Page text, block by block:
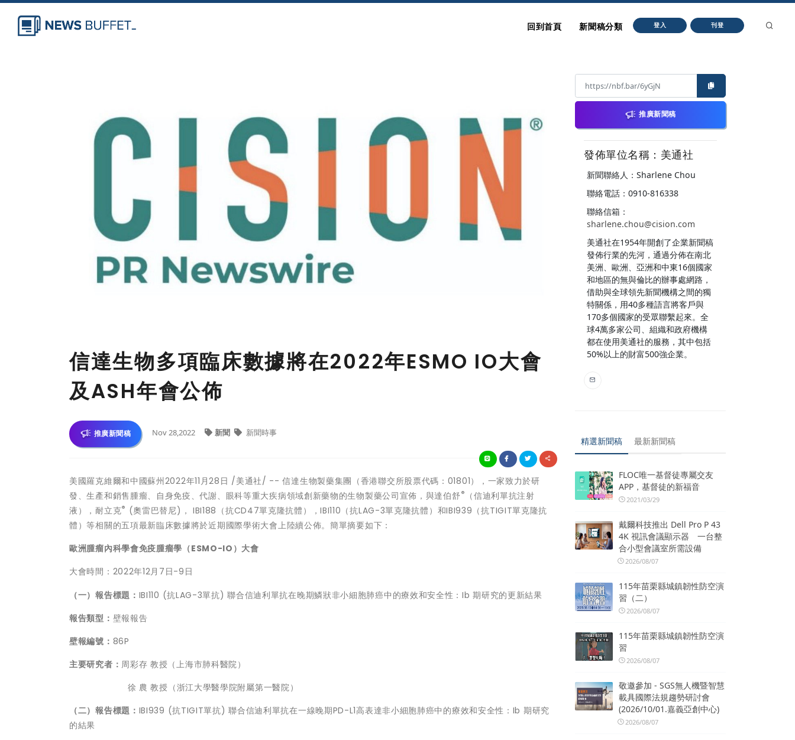
回到首頁 新聞稿分類 登入 刊登
信達生物多項臨床數據將在2022年ESMO IO大會
及ASH年會公佈
推廣新聞稿 Nov 28,2022 新聞 新聞時事
美國羅克維爾和中國蘇州2022年11月28日 /美通社/ -- 信達生物製藥集團（香港聯交所股票代碼：01801），一家致力於研
發、生產和銷售腫瘤、自身免疫、代謝、眼科等重大疾病領域創新藥物的生物製藥公司宣佈，與達伯舒 ®
（信迪利單抗注射
液），耐立克® (奧雷巴替尼)， IBI188（抗CD47單克隆抗體），IBI110（抗LAG-3單克隆抗體）和IBI939（抗TIGIT單克隆抗
體）等相關的五項最新臨床數據將於近期國際學術大會上陸續公佈。簡單摘要如下：
歐洲腫瘤內科學會免疫腫瘤學（ESMO-IO）大會
大會時間：2022年12月7日-9日
（一）報告標題： IBI110 (抗LAG-3單抗) 聯合信迪利單抗在晚期鱗狀非小細胞肺癌中的療效和安全性：Ib 期研究的更新結果
報告類型： 壁報報告
壁報編號： 86P
主要研究者： 周彩存 教授（上海市肺科醫院）
徐 農 教授（浙江大學醫學院附屬第一醫院）
（二）報告標題： IBI939 (抗TIGIT單抗) 聯合信迪利單抗在一線晚期PD-L1高表達非小細胞肺癌中的療效和安全性：Ib 期研究
的結果
推廣新聞稿
發佈單位名稱：美通社
新聞聯絡人：Sharlene Chou
聯絡電話：0910-816338
聯絡信箱：
sharlene.chou@cision.com
美通社在1954年開創了企業新聞稿
發佈行業的先河，通過分佈在南北
美洲、歐洲、亞洲和中東16個國家
和地區的無與倫比的辦事處網路，
借助與全球領先新聞機構之間的獨
特關係，用40多種語言將客戶與
170多個國家的受眾聯繫起來。全
球4萬多家公司、組織和政府機構
都在使用美通社的服務，其中包括
50%以上的財富500強企業。
精選新聞稿 最新新聞稿
FLOC唯一基督徒專屬交友
APP，基督徒的新福音
2021/03/29
戴爾科技推出 Dell Pro P 43
4K 視訊會議顯示器 一台整
合小型會議室所需設備
2026/08/07
115年苗栗縣城鎮韌性防空演
習（二）
2026/08/07
115年苗栗縣城鎮韌性防空演
習
2026/08/07
敬邀參加 - SGS無人機暨智慧
載具國際法規趨勢研討會
(2026/10/01.嘉義亞創中心)
2026/08/07